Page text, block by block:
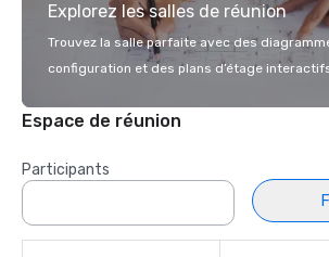
Explorez les salles de réunion
Trouvez la salle parfaite avec des
configuration et des plans d’étage
Espace de réunion
Participants